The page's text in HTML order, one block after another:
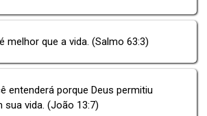
melhor que a vida. (Salmo 63:3)
entenderá porque Deus permitiu
vida. (João 13:7)